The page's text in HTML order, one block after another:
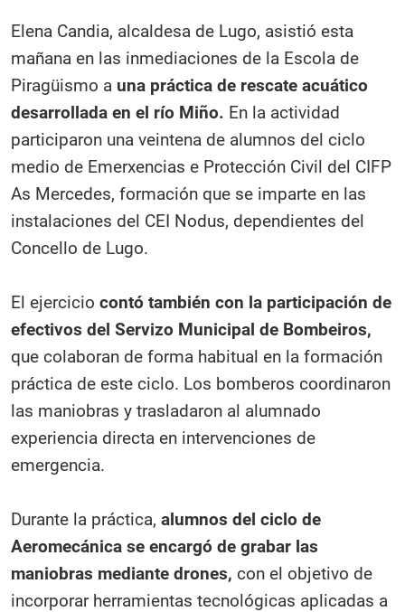
Elena Candia, alcaldesa de Lugo, asistió esta
mañana en las inmediaciones de la Escola de
Piragüismo a una práctica de rescate acuático
desarrollada en el río Miño. En la actividad
participaron una veintena de alumnos del ciclo
medio de Emerxencias e Protección Civil del CIFP
As Mercedes, formación que se imparte en las
instalaciones del CEI Nodus, dependientes del
Concello de Lugo.
El ejercicio contó también con la participación de
efectivos del Servizo Municipal de Bombeiros,
que colaboran de forma habitual en la formación
práctica de este ciclo. Los bomberos coordinaron
las maniobras y trasladaron al alumnado
experiencia directa en intervenciones de
emergencia.
Durante la práctica, alumnos del ciclo de
Aeromecánica se encargó de grabar las
maniobras mediante drones, con el objetivo de
incorporar herramientas tecnológicas aplicadas a